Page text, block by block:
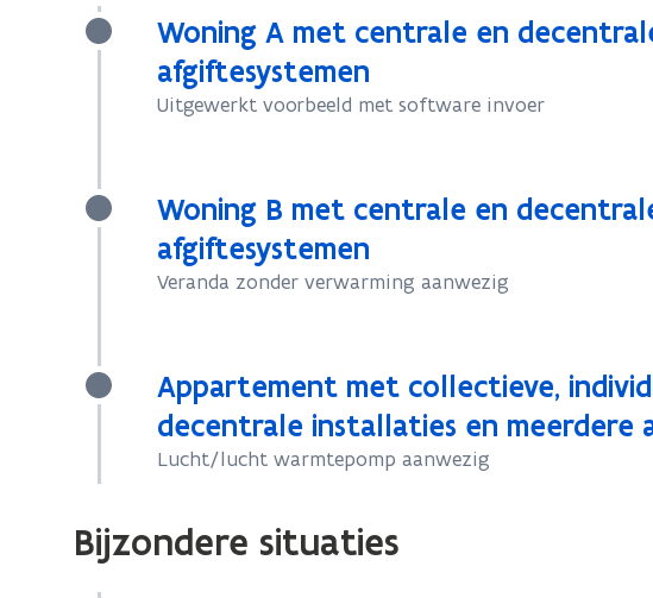
Woning A met centrale en
afgiftesystemen
Uitgewerkt voorbeeld met software invoer
Woning B met centrale en
afgiftesystemen
Veranda zonder verwarming aanwezig
Appartement met collectieve,
decentrale installaties en meerdere
Lucht/lucht warmtepomp aanwezig
Bijzondere situaties